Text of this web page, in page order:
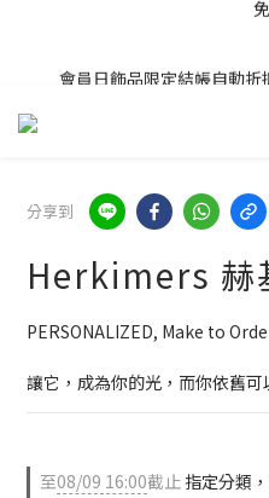
文博會期間限定｜單筆滿
08/07 - 09  台灣下單即免運 ・
免
分享到
Herkimers 赫
PERSONALIZED, Make to
讓它，成為你的光，而你依舊可
至08/09 16:00截止 指定分類